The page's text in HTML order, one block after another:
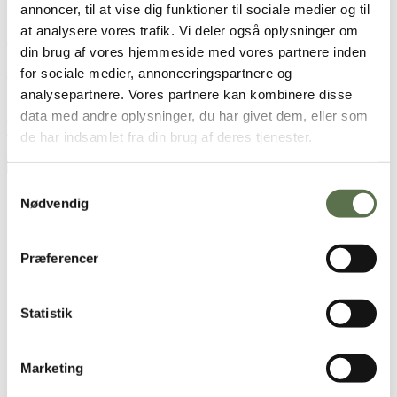
annoncer, til at vise dig funktioner til sociale medier og til
at analysere vores trafik. Vi deler også oplysninger om
din brug af vores hjemmeside med vores partnere inden
for sociale medier, annonceringspartnere og
analysepartnere. Vores partnere kan kombinere disse
data med andre oplysninger, du har givet dem, eller som
de har indsamlet fra din brug af deres tjenester.
Nødvendig
Præferencer
Statistik
Marketing
1 æg
100 g blødt smør
60 gram sukker
1 tsk. salt
800 gValsemøllen Dansk HvedemelellerValsemøllen ØKO Dansk
Hvedemel
Brugt i opskriften
Dansk Hvedemel
Se alternativ
Kom mel i lidt ad gangen og ælt dejen godt igennem til dejen
er blank og lind, hold evt. lidt af melet tilbage.
Del dejen i 20 lige store stykker, og form dem til boller.
Sæt bollerne på en bageplade med bagepapir.
Lad bollerne hæve tildækket på et lunt sted i 30 min. eller til